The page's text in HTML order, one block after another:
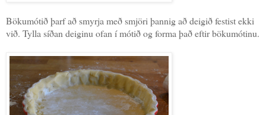
Bökumótið þarf að smyrja með smjöri þannig að deigið festist ekki
við. Tylla síðan deiginu ofan í mótið og forma það eftir bökumótinu.